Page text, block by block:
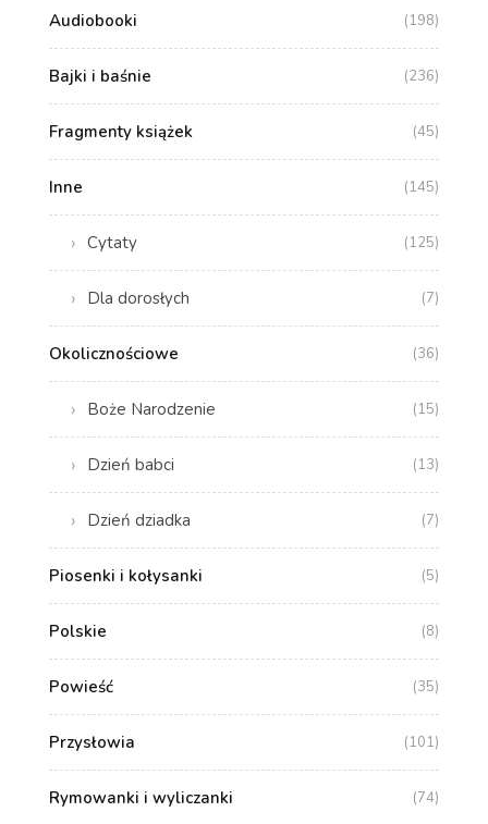
Audiobooki (198)
Bajki i baśnie (236)
Fragmenty książek (45)
Inne (145)
Cytaty (125)
Dla dorosłych (7)
Okolicznościowe (36)
Boże Narodzenie (15)
Dzień babci (13)
Dzień dziadka (7)
Piosenki i kołysanki (5)
Polskie (8)
Powieść (35)
Przysłowia (101)
Rymowanki i wyliczanki (74)